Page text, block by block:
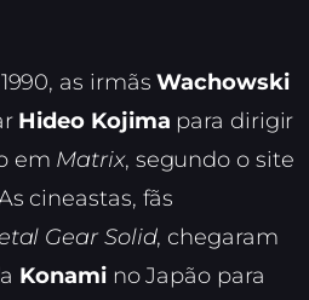
as irmãsWachowski
Hideo Kojima para dirigir
em Matrix, segundo o site
cineastas, fãs
Gear Solid, chegaram
Konamino Japão para